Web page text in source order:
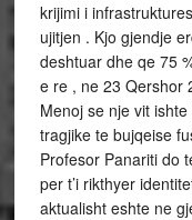
krijimi i
ujitjen . Kjo gjendje
deshtuar dhe qe 75
e re , ne 23 Qershor
Menoj se nje vit
tragjike te bujqeise
Profesor Panariti do
per t’i rikthyer
aktualisht eshte ne